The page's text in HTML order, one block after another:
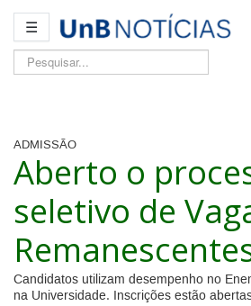
☰
Pesquisar...
ADMISSÃO
Aberto o
seletivo de
Candidatos utilizam desempenho no
na Universidade. Inscrições estão